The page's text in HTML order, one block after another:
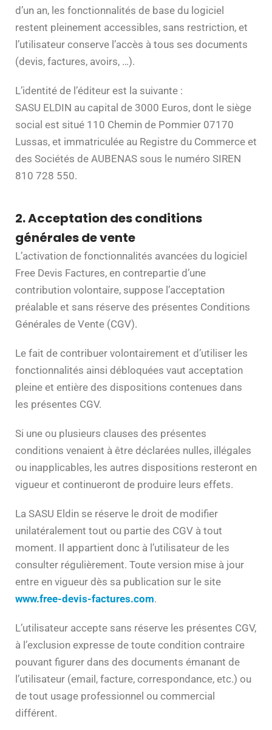
d’un an, les fonctionnalités de base du logiciel
restent pleinement accessibles, sans restriction, et
l’utilisateur conserve l’accès à tous ses documents
(devis, factures, avoirs, …).
L’identité de l’éditeur est la suivante :
SASU ELDIN au capital de 3000 Euros, dont le siège
social est situé 110 Chemin de Pommier 07170
Lussas, et immatriculée au Registre du Commerce et
des Sociétés de AUBENAS sous le numéro SIREN
810 728 550.
2. Acceptation des conditions
générales de vente
L’activation de fonctionnalités avancées du logiciel
Free Devis Factures, en contrepartie d’une
contribution volontaire, suppose l’acceptation
préalable et sans réserve des présentes Conditions
Générales de Vente (CGV).
Le fait de contribuer volontairement et d’utiliser les
fonctionnalités ainsi débloquées vaut acceptation
pleine et entière des dispositions contenues dans
les présentes CGV.
Si une ou plusieurs clauses des présentes
conditions venaient à être déclarées nulles, illégales
ou inapplicables, les autres dispositions resteront en
vigueur et continueront de produire leurs effets.
La SASU Eldin se réserve le droit de modifier
unilatéralement tout ou partie des CGV à tout
moment. Il appartient donc à l’utilisateur de les
consulter régulièrement. Toute version mise à jour
entre en vigueur dès sa publication sur le site
www.free-devis-factures.com.
L’utilisateur accepte sans réserve les présentes CGV,
à l’exclusion expresse de toute condition contraire
pouvant figurer dans des documents émanant de
l’utilisateur (email, facture, correspondance, etc.) ou
de tout usage professionnel ou commercial
différent.